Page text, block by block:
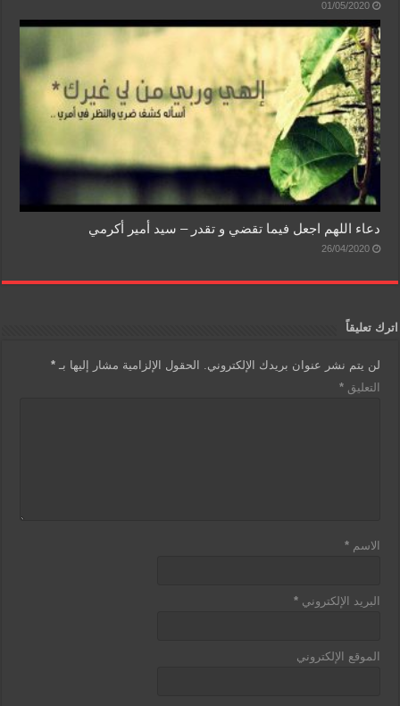
01/05/2020
دعاء اللهم اجعل فيما تقضي و تقدر – سيد أمير أكرمي
26/04/2020
اترك تعليقاً
لن يتم نشر عنوان بريدك الإلكتروني. الحقول الإلزامية مشار إليها بـ*
التعليق*
الاسم*
البريد الإلكتروني*
الموقع الإلكتروني